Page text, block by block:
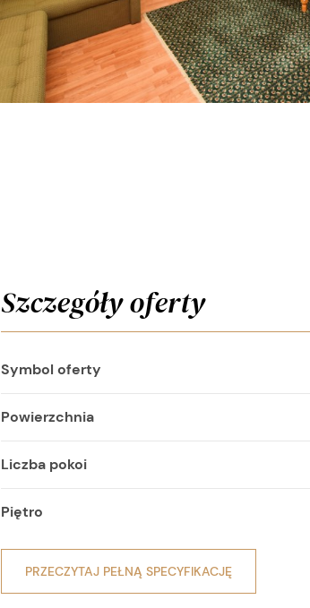
Szczegóły oferty
Symbol oferty
Powierzchnia
Liczba pokoi
Piętro
PRZECZYTAJ PEŁNĄ SPECYFIKACJĘ